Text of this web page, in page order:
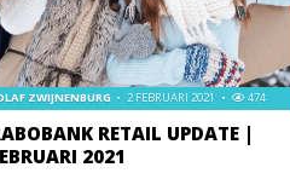
RETAIL UPDATE |
2021
ZWIJNENBURG 2 FEBRUARI 2021 474